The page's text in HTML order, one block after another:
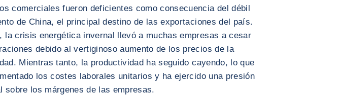
comerciales fueron deficientes como consecuencia del débil
de China, el principal destino de las exportaciones del país.
la crisis energética invernal llevó a muchas empresas a cesar
debido al vertiginoso aumento de los precios de la
Mientras tanto, la productividad ha seguido cayendo, lo que
los costes laborales unitarios y ha ejercido una presión
sobre los márgenes de las empresas.